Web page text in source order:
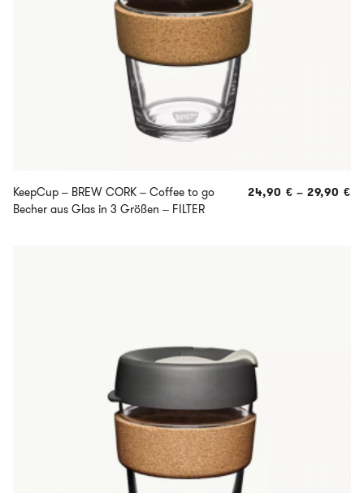
KeepCup – BREW CORK – Coffee to go
Becher aus Glas in 3 Größen – FILTER
24,90 € – 29,90 €